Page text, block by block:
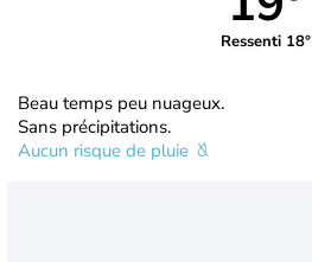
Ressenti 18°
Beau temps peu nuageux.
Sans précipitations.
Aucun risque de pluie